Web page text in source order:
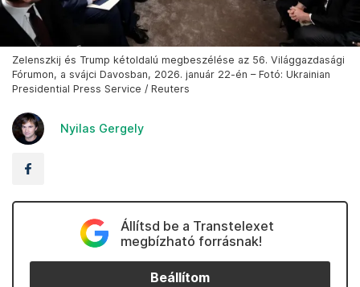
Zelenszkij és Trump kétoldalú megbeszélése az 56. Világgazdasági
Fórumon, a svájci Davosban, 2026. január 22-én – Fotó: Ukrainian
Presidential Press Service / Reuters
Nyilas Gergely
Állítsd be a Transtelexet
megbízható forrásnak!
Beállítom